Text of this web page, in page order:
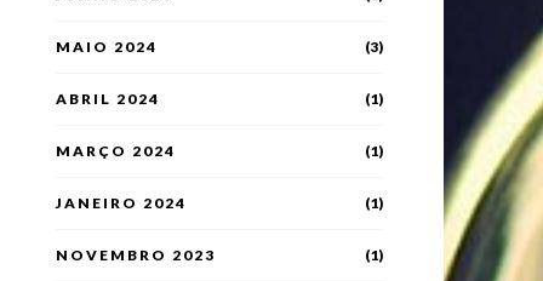
MAIO 2024 (3)
ABRIL 2024 (1)
MARÇO 2024 (1)
JANEIRO 2024 (1)
NOVEMBRO 2023 (1)